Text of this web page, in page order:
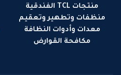
منتجات TCL الفندقية
منظفات وتطهير وتعقيم
معدات وأدوات النظافة
مكافحة القوارض